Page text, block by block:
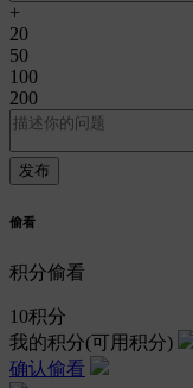
+
20
50
100
200
偷看
积分偷看
10积分
我的积分(可用积分)
确认偷看